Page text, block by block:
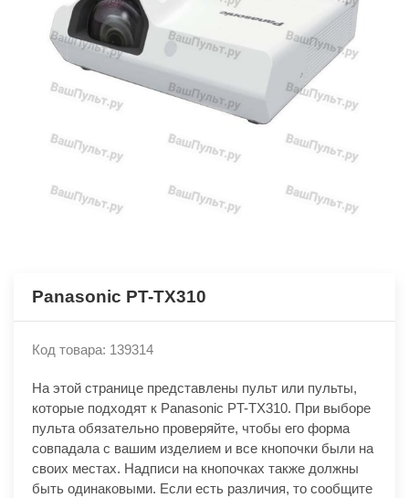
Panasonic PT-TX310
Код товара: 139314
На этой странице представлены пульт или пульты,
которые подходят к Panasonic PT-TX310. При выборе
пульта обязательно проверяйте, чтобы его форма
совпадала с вашим изделием и все кнопочки были на
своих местах. Надписи на кнопочках также должны
быть одинаковыми. Если есть различия, то сообщите